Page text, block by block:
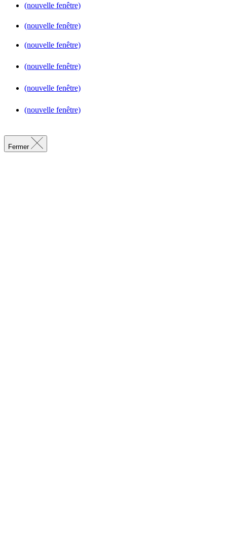
(nouvelle fenêtre)
(nouvelle fenêtre)
(nouvelle fenêtre)
(nouvelle fenêtre)
(nouvelle fenêtre)
(nouvelle fenêtre)
Fermer